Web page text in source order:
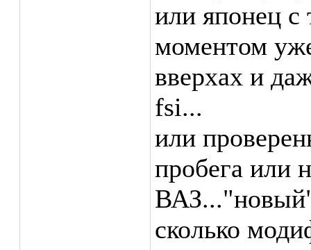
или японец с
моментом
вверхах и
fsi...
или
пробега или
сколько